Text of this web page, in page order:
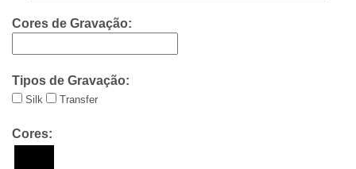
Cores de Gravação:
Tipos de Gravação:
Silk Transfer
Cores: